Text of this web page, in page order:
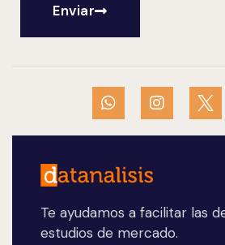
Te ayudamos a facilitar las
estudios de mercado.
Enviar